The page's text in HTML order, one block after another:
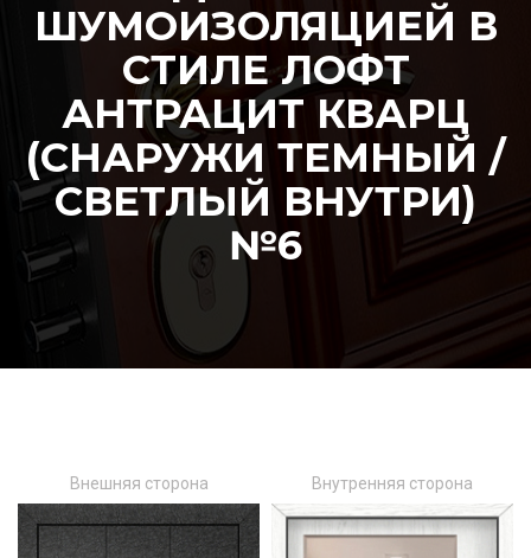
ШУМОИЗОЛЯЦИЕЙ В
СТИЛЕ ЛОФТ
АНТРАЦИТ КВАРЦ
(СНАРУЖИ ТЕМНЫЙ /
СВЕТЛЫЙ ВНУТРИ)
№6
Внешняя сторона Внутренняя сторона